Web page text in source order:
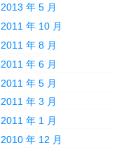
2013 年 5 月
2011 年 10 月
2011 年 8 月
2011 年 6 月
2011 年 5 月
2011 年 3 月
2011 年 1 月
2010 年 12 月